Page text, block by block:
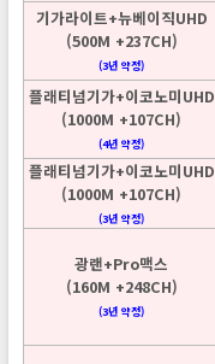
기가라이트+뉴베이직UHD
(500M +237CH)
(3년 약정)
플래티넘기가+이코노미UHD
(1000M +107CH)
(4년 약정)
플래티넘기가+이코노미UHD
(1000M +107CH)
(3년 약정)
광랜+Pro맥스
(160M +248CH)
(3년 약정)